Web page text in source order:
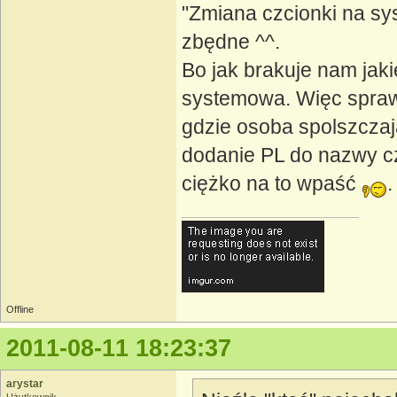
"Zmiana czcionki na
zbędne ^^.
Bo jak brakuje nam
systemowa. Więc
gdzie osoba
dodanie PL do nazwy
ciężko na to wpaść
.
Offline
2011-08-11 18:23:37
arystar